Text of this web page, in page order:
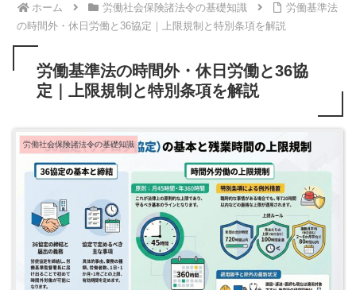
ホーム 労働社会保険諸法令の基礎知識
労働基準法
の時間外・休日労働と36協定｜上限規制と特別条項を解説
労働基準法の時間外・休日労働と36協
定｜上限規制と特別条項を解説
労働社会保険諸法令の基礎知識